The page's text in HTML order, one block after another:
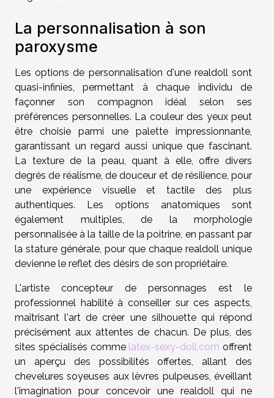
La personnalisation à son
paroxysme
Les options de personnalisation d'une realdoll sont
quasi-infinies, permettant à chaque individu de
façonner son compagnon idéal selon ses
préférences personnelles. La couleur des yeux peut
être choisie parmi une palette impressionnante,
garantissant un regard aussi unique que fascinant.
La texture de la peau, quant à elle, offre divers
degrés de réalisme, de douceur et de résilience, pour
une expérience visuelle et tactile des plus
authentiques. Les options anatomiques sont
également multiples, de la morphologie
personnalisée à la taille de la poitrine, en passant par
la stature générale, pour que chaque realdoll unique
devienne le reflet des désirs de son propriétaire.
L'artiste concepteur de personnages est le
professionnel habilité à conseiller sur ces aspects,
maîtrisant l'art de créer une silhouette qui répond
précisément aux attentes de chacun. De plus, des
sites spécialisés comme latex-sexy-doll.com offrent
un aperçu des possibilités offertes, allant des
chevelures soyeuses aux lèvres pulpeuses, éveillant
l'imagination pour concevoir une realdoll qui ne